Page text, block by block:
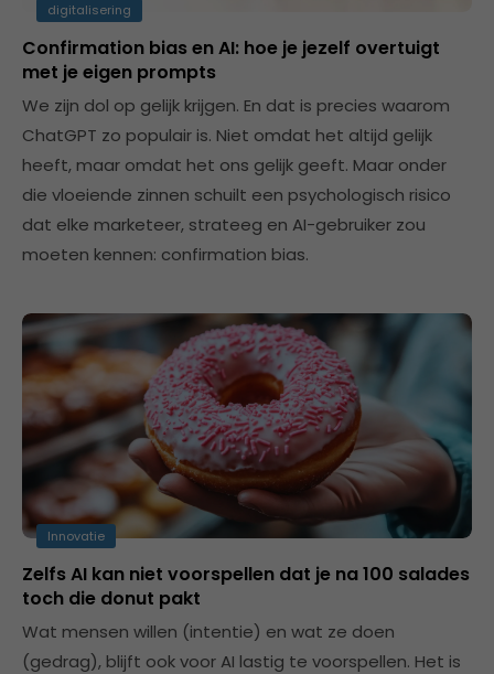
digitalisering
Confirmation bias en AI: hoe je jezelf overtuigt
met je eigen prompts
We zijn dol op gelijk krijgen. En dat is precies waarom
ChatGPT zo populair is. Niet omdat het altijd gelijk
heeft, maar omdat het ons gelijk geeft. Maar onder
die vloeiende zinnen schuilt een psychologisch risico
dat elke marketeer, strateeg en AI-gebruiker zou
moeten kennen: confirmation bias.
Innovatie
Zelfs AI kan niet voorspellen dat je na 100 salades
toch die donut pakt
Wat mensen willen (intentie) en wat ze doen
(gedrag), blijft ook voor AI lastig te voorspellen. Het is